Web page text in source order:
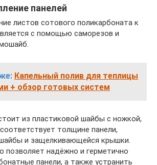
панелей
листов сотового поликарбоната к
с помощью саморезов и
Капельный полив для теплицы
+ обзор готовых систем
из пластиковой шайбы с ножкой,
толщине панели,
и защелкивающейся крышки.
позволяет надёжно и герметично
панели, а также устранить